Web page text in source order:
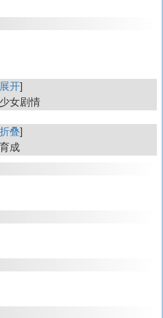
开
女剧情
叠
育成